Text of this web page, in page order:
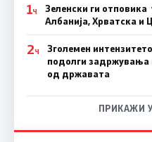
1Ч
Зеленски ги
Албанија, Хрватска и
2Ч
Зголемен
подолги задржувања
од државата
ПРИКАЖИ